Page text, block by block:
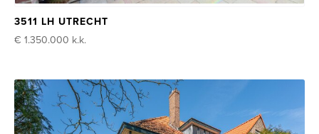
3511 LH UTRECHT
€ 1.350.000 k.k.